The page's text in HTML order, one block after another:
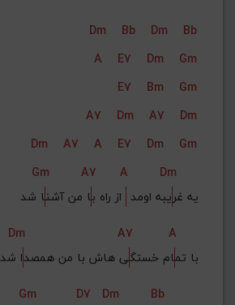
Dm Bb Dm
Bb
A
E7 Dm
Gm
E7
Bm
Gm
A7
Dm A7
Dm
Dm
A7 A E7 Dm
Gm
Gm
A7 A
Dm
یه غریبه اومد از راه با من آشنا شد
Dm
A7
A
با تمام خستگی هاش با من همصدا شد
Gm
D7 Dm
Bb